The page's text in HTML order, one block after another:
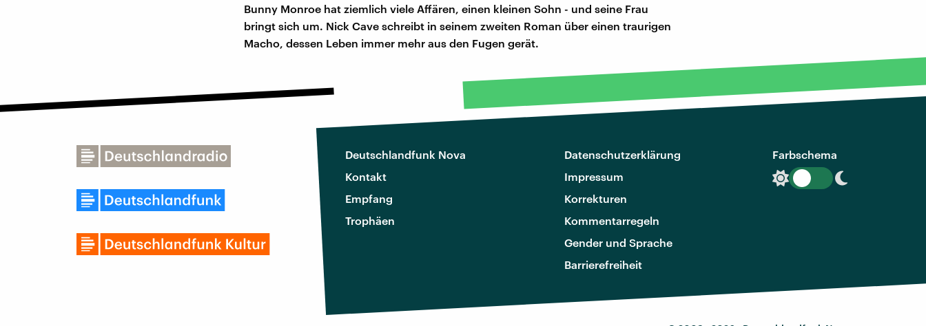
Bunny Monroe hat ziemlich viele Affären, einen kleinen Sohn - und seine Frau
bringt sich um. Nick Cave schreibt in seinem zweiten Roman über einen traurigen
Macho, dessen Leben immer mehr aus den Fugen gerät.
Deutschlandfunk Nova
Kontakt
Empfang
Trophäen
Datenschutzerklärung
Impressum
Korrekturen
Kommentarregeln
Gender und Sprache
Barrierefreiheit
Farbschema